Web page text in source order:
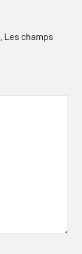
Les champs